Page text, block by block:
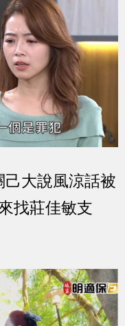
大說風涼話被
找莊佳敏支